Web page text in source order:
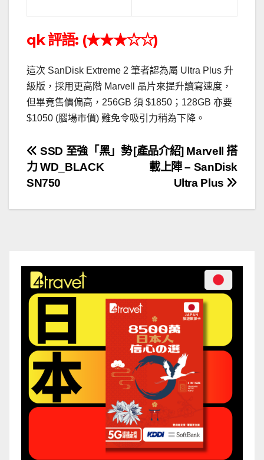
qk 評語: (★★★☆☆)
這次 SanDisk Extreme 2 筆者認為屬 Ultra Plus 升
級版，採用更高階 Marvell 晶片來提升讀寫速度，
但畢竟售價偏高，256GB 須 $1850；128GB 亦要
$1050 (腦場市價) 難免令吸引力稍為下降。
文
章
導
[產品介紹] Marvell 搭
載上陣 – SanDisk
Ultra Plus
SSD 至強「黑」勢
力 WD_BLACK
SN750